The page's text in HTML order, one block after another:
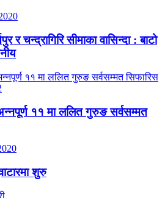
र चन्द्रागिरि सीमाका वासिन्दा : बाटो
११ मा ललित गुरुङ सर्वसम्मत
शुरु